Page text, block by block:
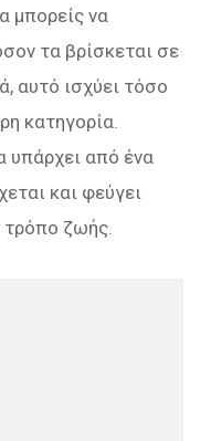
μπορείς να
τα βρίσκεται σε
αυτό ισχύει τόσο
κατηγορία.
υπάρχει από ένα
και φεύγει
τρόπο ζωής.